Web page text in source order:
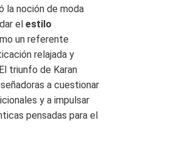
la noción de moda
el estilo
un referente
relajada y
triunfo de Karan
a cuestionar
y a impulsar
pensadas para el